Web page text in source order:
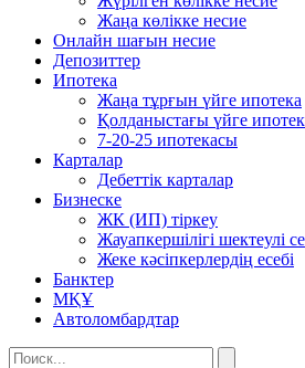
Жаңа көлікке несие
Онлайн шағын несие
Депозиттер
Ипотека
Жаңа тұрғын үйге ипотека
Қолданыстағы үйге
7-20-25 ипотекасы
Карталар
Дебеттік карталар
Бизнеске
ЖК (ИП) тіркеу
Жауапкершілігі шектеулі
Жеке кәсіпкерлердің есебі
Банктер
МҚҰ
Автоломбардтар